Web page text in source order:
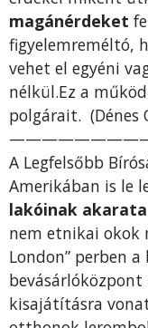
magánérdeket
figyelemreméltó,
vehet el egyéni
nélkül.Ez a
polgárait. (Dénes
A Legfelsőbb
Amerikában is le
lakóinak
nem etnikai okok
London” perben
kisajátításra